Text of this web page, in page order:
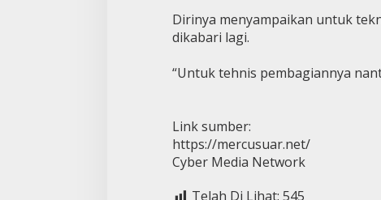
Dirinya menyampaikan untuk
dikabari lagi.
“Untuk tehnis pembagiannya
Link sumber:
https://mercusuar.net/
Cyber Media Network
Telah Di Lihat: 545